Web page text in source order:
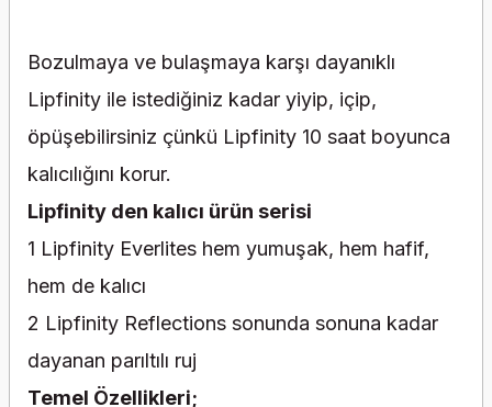
Bozulmaya ve bulaşmaya karşı dayanıklı
Lipfinity ile istediğiniz kadar yiyip, içip,
öpüşebilirsiniz çünkü Lipfinity 10 saat boyunca
kalıcılığını korur.
Lipfinity den kalıcı ürün serisi
1 Lipfinity Everlites hem yumuşak, hem hafif,
hem de kalıcı
2 Lipfinity Reflections sonunda sonuna kadar
dayanan parıltılı ruj
Temel Özellikleri;